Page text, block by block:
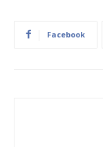
Facebook